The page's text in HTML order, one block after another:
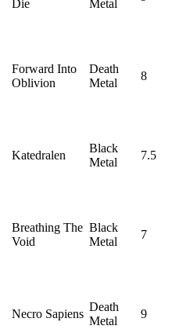
Die
Metal
Forward Into
Oblivion
Death
Metal
8
Katedralen
Black
Metal
7.5
Breathing The
Void
Black
Metal
7
Necro Sapiens
Death
Metal
9